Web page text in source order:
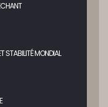
STABILITÉ MONDIAL